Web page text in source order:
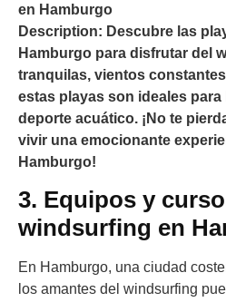
en Hamburgo
Description: Descubre las
Hamburgo para disfrutar del
tranquilas, vientos
estas playas son ideales
deporte acuático. ¡No te
vivir una emocionante
Hamburgo!
3. Equipos y
windsurfing en
En Hamburgo, una ciudad
los amantes del windsurfing